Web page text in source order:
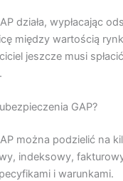
działa, wypłacając
między wartością
jeszcze musi
GAP?
można podzielić na
indeksowy,
i warunkami.